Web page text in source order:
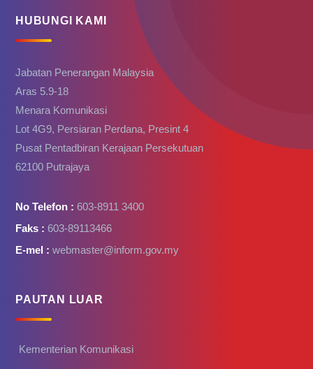
HUBUNGI KAMI
Jabatan Penerangan Malaysia
Aras 5.9-18
Menara Komunikasi
Lot 4G9, Persiaran Perdana, Presint 4
Pusat Pentadbiran Kerajaan Persekutuan
62100 Putrajaya
No Telefon : 603-8911 3400
Faks : 603-89113466
E-mel : webmaster@inform.gov.my
PAUTAN LUAR
Kementerian Komunikasi